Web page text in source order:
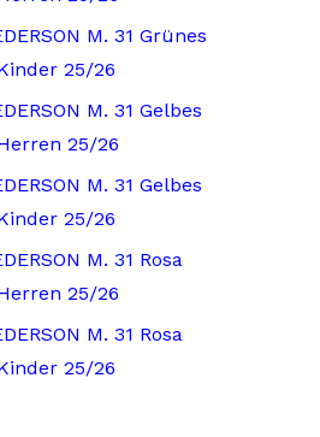
M. 31 Grünes
25/26
M. 31 Gelbes
25/26
M. 31 Gelbes
25/26
M. 31 Rosa
25/26
M. 31 Rosa
25/26